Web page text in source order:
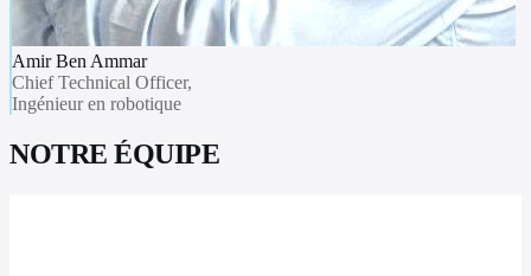
Amir Ben Ammar
Chief Technical Officer,
Ingénieur en robotique
NOTRE ÉQUIPE